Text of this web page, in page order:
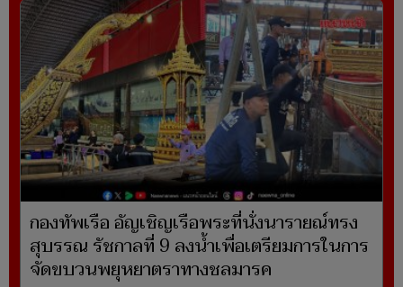
กองทัพเรือ อัญเชิญเรือพระที่นั่งนารายณ์ทรง
สุบรรณ รัชกาลที่ 9 ลงน้ำเพื่อเตรียมการในการ
จัดขบวนพยุหยาตราทางชลมารค